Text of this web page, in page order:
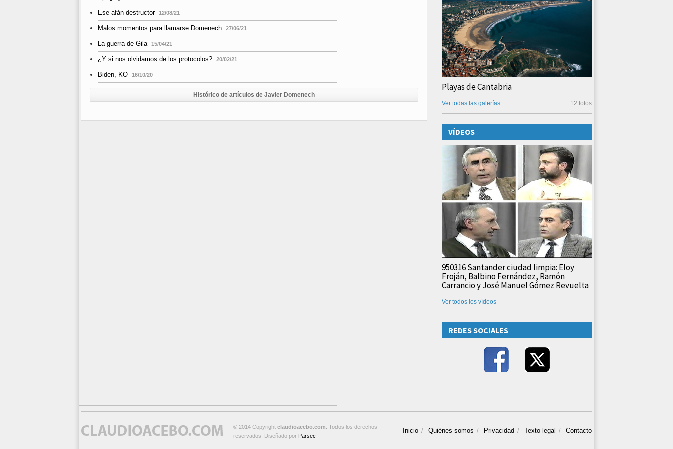
Ese afán destructor 12/08/21
Malos momentos para llamarse Domenech 27/06/21
La guerra de Gila 15/04/21
¿Y si nos olvidamos de los protocolos? 20/02/21
Biden, KO 16/10/20
Histórico de artículos de Javier Domenech
Playas de Cantabria
12 fotos
Ver todas las galerías
VÍDEOS
950316 Santander ciudad limpia: Eloy
Froján, Balbino Fernández, Ramón
Carrancio y José Manuel Gómez Revuelta
Ver todos los vídeos
REDES SOCIALES
Inicio Quiénes somos Privacidad Texto legal Contacto
© 2014 Copyright claudioacebo.com . Todos los derechos
reservados. Diseñado por Parsec